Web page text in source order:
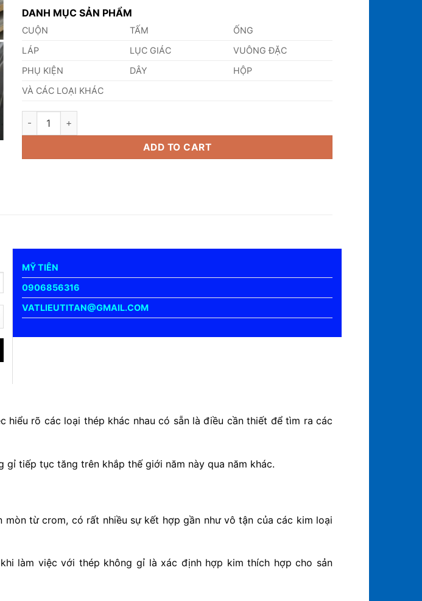
DANH MỤC SẢN PHẨM
CUỘN TẤM
ỐNG
LÁP
LỤC GIÁC
VUÔNG ĐẶC
PHỤ KIỆN
DÂY
HỘP
VÀ CÁC LOẠI KHÁC
Tấm Inox 301 4.0mm quantity
ADD TO CART
MỸ TIÊN
0906856316
VATLIEUTITAN@GMAIL.COM
rõ các loại thép khác nhau có sẵn là điều cần thiết để tìm ra các
tiếp tục tăng trên khắp thế giới năm này qua năm khác.
từ crom, có rất nhiều sự kết hợp gần như vô tận của các kim loại
làm việc với thép không gỉ là xác định hợp kim thích hợp cho sản